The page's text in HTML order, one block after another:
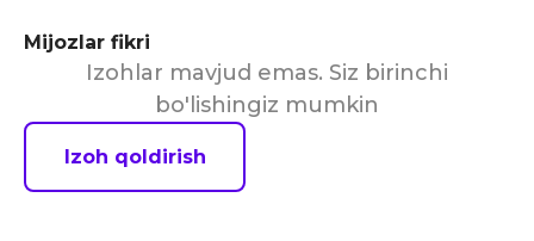
Mijozlar fikri
Izohlar mavjud emas. Siz birinchi
bo'lishingiz mumkin
Izoh qoldirish